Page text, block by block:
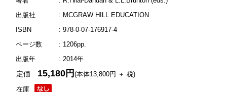
出版社
: MCGRAW HILL EDUCATION
ISBN
: 978-0-07-176917-4
ページ数
: 1206pp.
出版年
: 2014年
在庫
定価 15,180円(本体13,800円 ＋ 税)